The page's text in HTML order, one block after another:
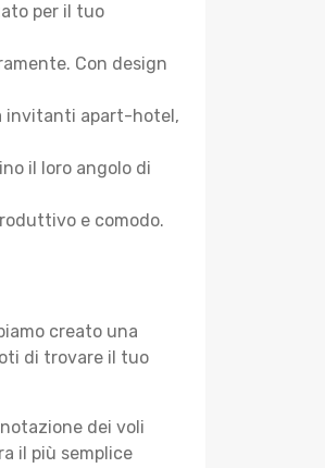
per il tuo
Con design
invitanti apart-hotel,
il loro angolo di
e comodo.
creato una
di trovare il tuo
dei voli
il più semplice